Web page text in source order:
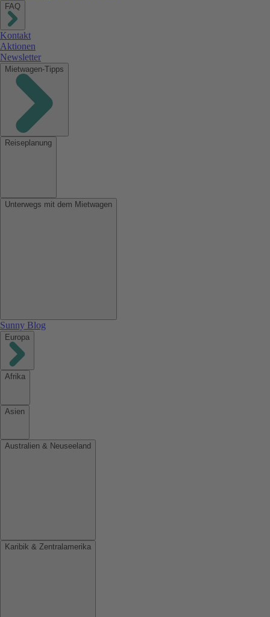
FAQ
Kontakt
Aktionen
Newsletter
Mietwagen-Tipps
Reiseplanung
Unterwegs mit dem Mietwagen
Sunny Blog
Europa
Afrika
Asien
Australien & Neuseeland
Karibik & Zentralamerika